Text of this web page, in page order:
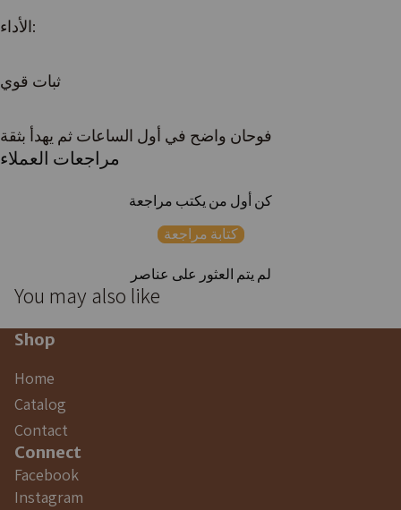
الأداء:
ثبات قوي
فوحان واضح في أول الساعات ثم يهدأ بثقة
مراجعات العملاء
كن أول من يكتب مراجعة
كتابة مراجعة
لم يتم العثور على عناصر
You may also like
Shop
Home
Catalog
Contact
Connect
Facebook
Instagram